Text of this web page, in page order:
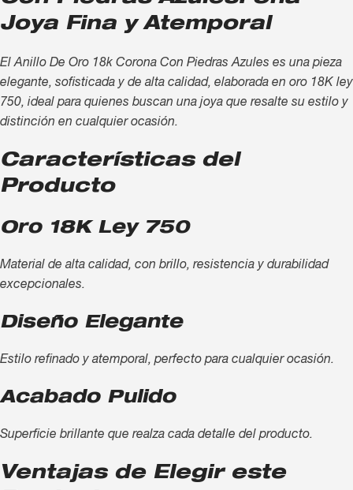
Joya Fina y Atemporal
El Anillo De Oro 18k Corona Con Piedras Azules es una pieza
elegante, sofisticada y de alta calidad, elaborada en oro 18K ley
750, ideal para quienes buscan una joya que resalte su estilo y
distinción en cualquier ocasión.
Características del
Producto
Oro 18K Ley 750
Material de alta calidad, con brillo, resistencia y durabilidad
excepcionales.
Diseño Elegante
Estilo refinado y atemporal, perfecto para cualquier ocasión.
Acabado Pulido
Superficie brillante que realza cada detalle del producto.
Ventajas de Elegir este